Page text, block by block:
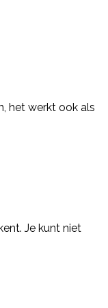
het werkt ook als
Je kunt niet